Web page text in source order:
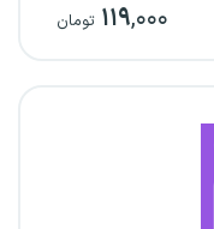
۱۱۹,۰۰۰ تومان